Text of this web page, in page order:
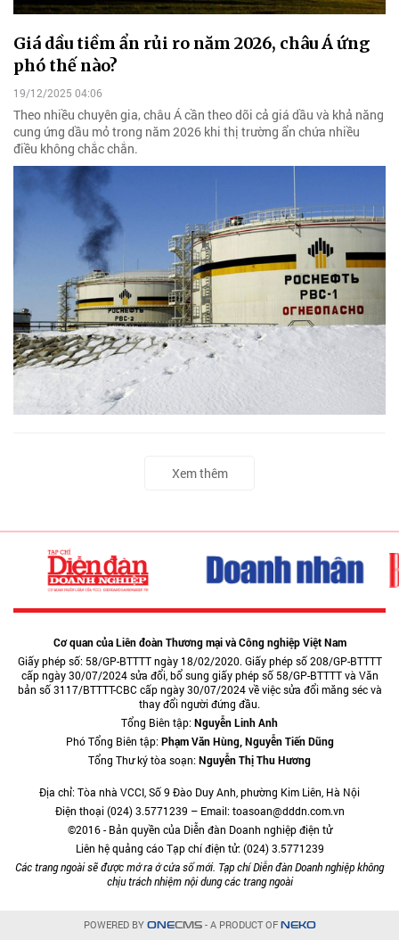
Giá dầu tiềm ẩn rủi ro năm 2026, châu Á ứng
phó thế nào?
19/12/2025 04:06
Theo nhiều chuyên gia, châu Á cần theo dõi cả giá dầu và khả năng
cung ứng dầu mỏ trong năm 2026 khi thị trường ẩn chứa nhiều
điều không chắc chắn.
Xem thêm
Cơ quan của Liên đoàn Thương mại và Công nghiệp Việt Nam
Giấy phép số: 58/GP-BTTTT ngày 18/02/2020. Giấy phép số 208/GP-BTTTT
cấp ngày 30/07/2024 sửa đổi, bổ sung giấy phép số 58/GP-BTTTT và Văn
bản số 3117/BTTTT-CBC cấp ngày 30/07/2024 về việc sửa đổi măng séc và
thay đổi người đứng đầu.
Tổng Biên tập:Nguyễn Linh Anh
Phó Tổng Biên tập:Phạm Văn Hùng, Nguyễn Tiến Dũng
Tổng Thư ký tòa soạn:Nguyễn Thị Thu Hương
Địa chỉ: Tòa nhà VCCI, Số 9 Đào Duy Anh, phường Kim Liên, Hà Nội
Điện thoại (024) 3.5771239 – Email: toasoan@dddn.com.vn
©2016 - Bản quyền của Diễn đàn Doanh nghiệp điện tử
Liên hệ quảng cáo Tạp chí điện tử: (024) 3.5771239
Các trang ngoài sẽ được mở ra ở cửa sổ mới. Tạp chí Diễn đàn Doanh nghiệp không
chịu trách nhiệm nội dung các trang ngoài
POWERED BY ONECMS- A PRODUCT OF NEKO